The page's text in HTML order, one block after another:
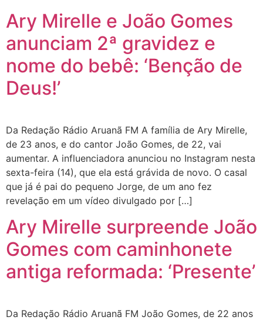
Ary Mirelle e João Gomes
anunciam 2ª gravidez e
nome do bebê: ‘Benção de
Deus!’
Da Redação Rádio Aruanã FM A família de Ary Mirelle,
de 23 anos, e do cantor João Gomes, de 22, vai
aumentar. A influenciadora anunciou no Instagram nesta
sexta-feira (14), que ela está grávida de novo. O casal
que já é pai do pequeno Jorge, de um ano fez
revelação em um vídeo divulgado por […]
Ary Mirelle surpreende João
Gomes com caminhonete
antiga reformada: ‘Presente’
Da Redação Rádio Aruanã FM João Gomes, de 22 anos